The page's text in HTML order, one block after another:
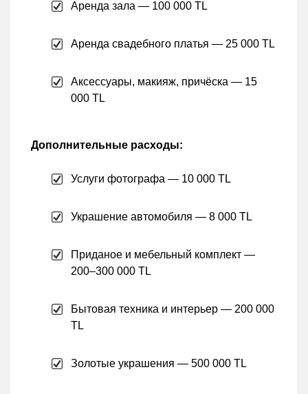
Аренда зала — 100 000 TL
Аренда свадебного платья — 25 000 TL
Аксессуары, макияж, причёска — 15
000 TL
Дополнительные расходы:
Услуги фотографа — 10 000 TL
Украшение автомобиля — 8 000 TL
Приданое и мебельный комплект —
200–300 000 TL
Бытовая техника и интерьер — 200 000
TL
Золотые украшения — 500 000 TL